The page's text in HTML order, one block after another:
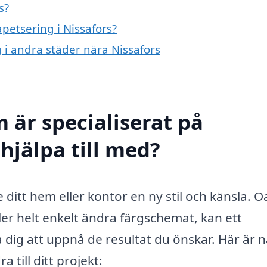
i Nissafors?
andra städer nära Nissafors
är specialiserat på
till med?
hem eller kontor en ny stil och känsla.
helt enkelt ändra färgschemat, kan ett
att uppnå de resultat du önskar. Här är
till ditt projekt: